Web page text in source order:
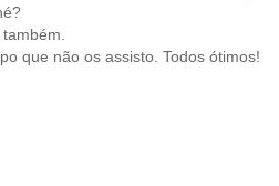
que não os assisto. Todos ótimos!